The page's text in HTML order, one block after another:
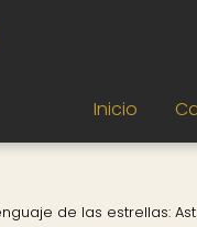
Inicio
de las estrellas: